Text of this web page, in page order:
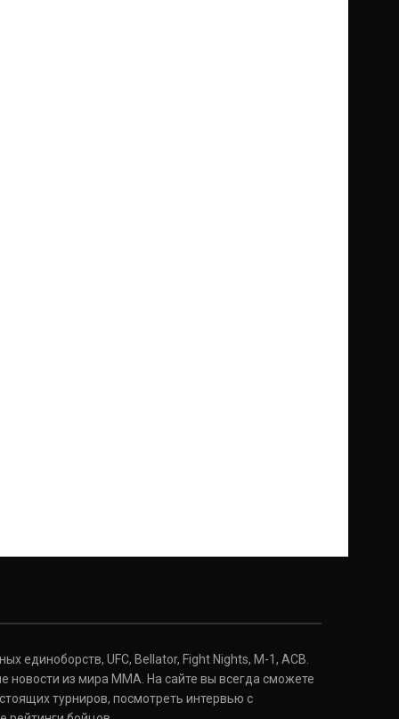
единоборств, UFC, Bellator, Fight Nights, M-1, ACB.
новости из мира ММА. На сайте вы всегда сможете
турниров, посмотреть интервью с